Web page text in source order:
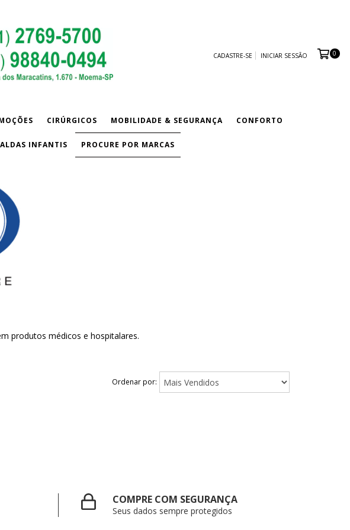
CADASTRE-SE INICIAR SESSÃO 0
CIRÚRGICOS MOBILIDADE & SEGURANÇA CONFORTO
INFANTIS PROCURE POR MARCAS
produtos médicos e hospitalares.
Ordenar por:
COMPRE COM SEGURANÇA
Seus dados sempre protegidos